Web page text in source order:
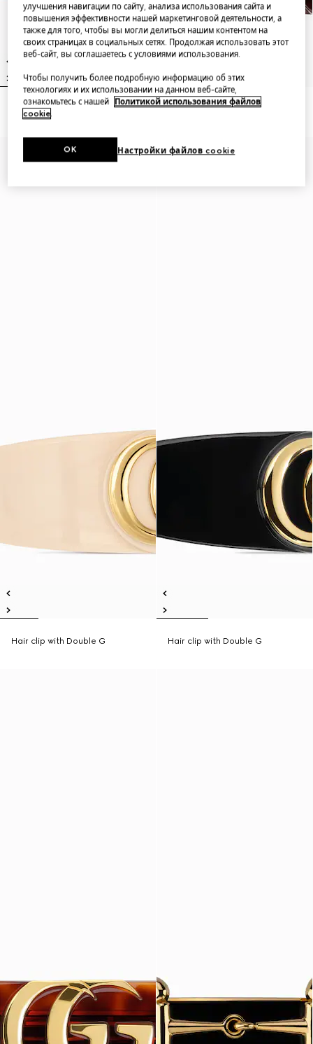
Hair clip with Double G Hair clip with Double G
Hair clip with Double G Hair clip with Double G
улучшения навигации по сайту, анализа использования сайта и
повышения эффективности нашей маркетинговой деятельности, а
также для того, чтобы вы могли делиться нашим контентом на
своих страницах в социальных сетях. Продолжая использовать этот
веб-сайт, вы соглашаетесь с условиями использования.
Чтобы получить более подробную информацию об этих
технологиях и их использовании на данном веб-сайте,
ознакомьтесь с нашей
Политикой использования файлов
cookie.
Настройки файлов cookie
OK